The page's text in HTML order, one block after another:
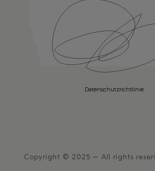
Datenschutzrichtlinie
Copyright © 2025 – All rights